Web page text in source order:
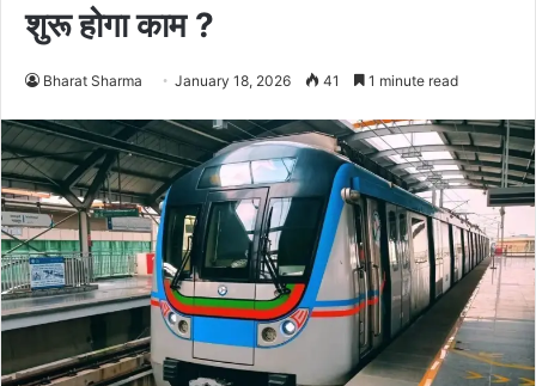
शुरू होगा काम ?
Bharat Sharma January 18, 2026 41 1 minute read